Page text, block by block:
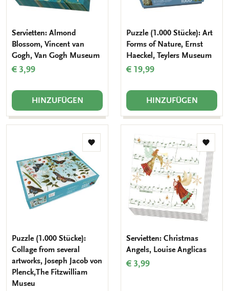
Servietten: Almond
Blossom, Vincent van
Gogh, Van Gogh Museum
€ 3,99
HINZUFÜGEN
Puzzle (1.000 Stücke): Art
Forms of Nature, Ernst
Haeckel, Teylers Museum
€ 19,99
HINZUFÜGEN
Zur
Wunschliste
hinzufügen
Puzzle (1.000 Stücke):
Collage from several
artworks, Joseph Jacob von
Plenck,The Fitzwilliam
Museu
Zur
Servietten: Christmas
Angels, Louise Anglicas
€ 3,99